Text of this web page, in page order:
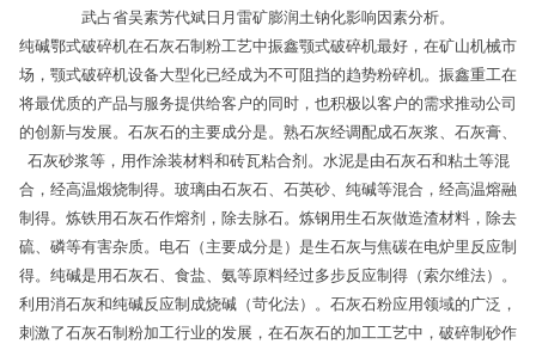
武占省吴素芳代斌日月雷矿膨润土钠化影响因素分析。
纯碱鄂式破碎机在石灰石制粉工艺中振鑫颚式破碎机最好，在矿山机械市
场，颚式破碎机设备大型化已经成为不可阻挡的趋势粉碎机。振鑫重工在
将最优质的产品与服务提供给客户的同时，也积极以客户的需求推动公司
的创新与发展。石灰石的主要成分是。熟石灰经调配成石灰浆、石灰膏、
石灰砂浆等，用作涂装材料和砖瓦粘合剂。水泥是由石灰石和粘土等混
合，经高温煅烧制得。玻璃由石灰石、石英砂、纯碱等混合，经高温熔融
制得。炼铁用石灰石作熔剂，除去脉石。炼钢用生石灰做造渣材料，除去
硫、磷等有害杂质。电石（主要成分是）是生石灰与焦碳在电炉里反应制
得。纯碱是用石灰石、食盐、氨等原料经过多步反应制得（索尔维法）。
利用消石灰和纯碱反应制成烧碱（苛化法）。石灰石粉应用领域的广泛，
刺激了石灰石制粉加工行业的发展，在石灰石的加工工艺中，破碎制砂作